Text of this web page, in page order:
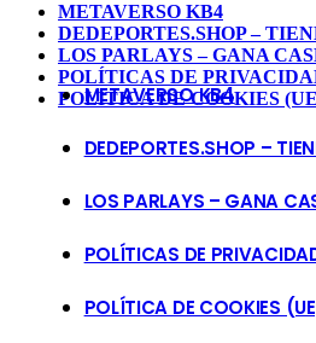
METAVERSO KB4
DEDEPORTES.SHOP –
LOS PARLAYS – GANA
POLÍTICAS DE
POLÍTICA DE COOKIES
METAVERSO KB4
DEDEPORTES.SHOP –
LOS PARLAYS – GANA
POLÍTICAS DE
POLÍTICA DE COOKIES